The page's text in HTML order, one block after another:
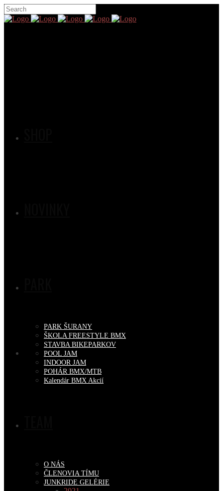
PARK ŠURANY
ŠKOLA FREESTYLE BMX
STAVBA BIKEPARKOV
POOL JAM
INDOOR JAM
POHÁR BMX/MTB
Kalendár BMX Akcií
O NÁS
ČLENOVIA TÍMU
JUNKRIDE GELÉRIE